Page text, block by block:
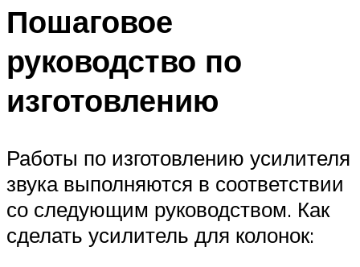
Пошаговое
руководство по
изготовлению
Работы по изготовлению усилителя
звука выполняются в соответствии
со следующим руководством. Как
сделать усилитель для колонок: